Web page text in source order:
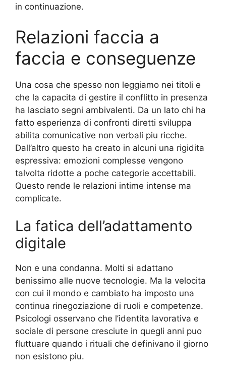
in continuazione.
Relazioni faccia a
faccia e conseguenze
Una cosa che spesso non leggiamo nei titoli e
che la capacita di gestire il conflitto in presenza
ha lasciato segni ambivalenti. Da un lato chi ha
fatto esperienza di confronti diretti sviluppa
abilita comunicative non verbali piu ricche.
Dall’altro questo ha creato in alcuni una rigidita
espressiva: emozioni complesse vengono
talvolta ridotte a poche categorie accettabili.
Questo rende le relazioni intime intense ma
complicate.
La fatica dell’adattamento
digitale
Non e una condanna. Molti si adattano
benissimo alle nuove tecnologie. Ma la velocita
con cui il mondo e cambiato ha imposto una
continua rinegoziazione di ruoli e competenze.
Psicologi osservano che l’identita lavorativa e
sociale di persone cresciute in quegli anni puo
fluttuare quando i rituali che definivano il giorno
non esistono piu.